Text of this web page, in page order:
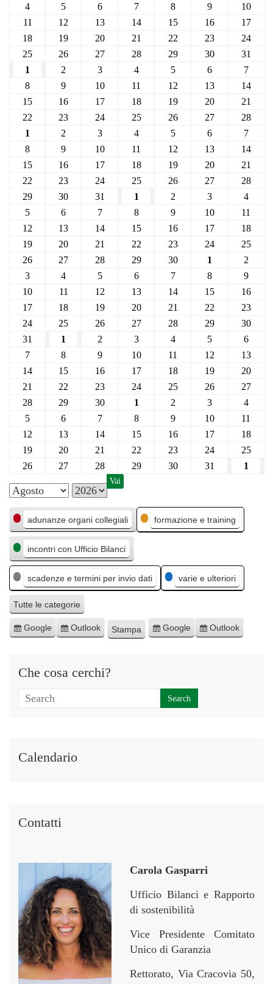
4
5 6 7 8 9
10
11
12 13 14 15 16
17
18
19 20 21 22 23
24
25
26 27 28 29 30
31
1
2 3 4 5 6
7
8
9 10 11 12 13
14
15
16 17 18 19 20
21
22
23 24 25 26 27
28
1
2 3 4 5 6
7
8
9 10 11 12 13
14
15
16 17 18 19 20
21
22
23 24 25 26 27
28
29
30 31 1 2 3
4
5
6 7 8 9 10
11
12
13 14 15 16 17
18
19
20 21 22 23 24
25
26
27 28 29 30 1
2
3
4 5 6 7 8
9
10
11 12 13 14 15
16
17
18 19 20 21 22
23
24
25 26 27 28 29
30
31
1 2 3 4 5
6
7
8 9 10 11 12
13
14
15 16 17 18 19
20
21
22 23 24 25 26
27
28
29 30 1 2 3
4
5
6 7 8 9 10
11
12
13 14 15 16 17
18
19
20 21 22 23 24
25
26
27 28 29 30 31 1
M
e
s
e
A
n
n
o
C
a
e
g
o
r
i
adunanze organi collegiali formazione e training
incontri con Ufficio Bilanci
scadenze e termini per invio dati varie e ulteriori
Tutte le categorie
I
r
v
n
Google
I
r
n
Outlook Stampa
M
E
t
a
Google
E
Outlook
Che cosa cerchi?
Calendario
Contatti
Carola Gasparri
Ufficio Bilanci e Rapporto
di sostenibilità
Vice Presidente Comitato
Unico di Garanzia
Rettorato, Via Cracovia 50,